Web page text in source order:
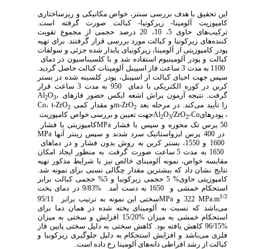
این تحقیق با هدف بررسی سنتز، خواص مکانیکی و ریزساختاری
کامپوزیت آلومینا- زیرکونیا- کبالت صورت گرفته است.
ترکیب‌های حاوی 5، 10، 20 درصد حجمی از مجموع تقویت
کننده‌های زیرکونیا و کبالت مورد بررسی قرار گرفتند. برای تهیه
پودر کامپوزیتی از آلومینا، زیرکونیای پایدار شده جزئی و سولفات
کبالت و پودر آلومینیوم استفاده شد و با کلسیناسیون در دمای
1100 به مدت 3 ساعت فاز اسپینل آلومینات کبالت حاصل گردید.
سپس جهت احیای کبالت از اسپینل، پودر کلسینه شده در بستر
کربن در کوره الکتریکی با دمای
950 به مدت 3 ساعت قرار
گرفت. نتیجه آزمونپراش اشعه ایکس حضور فازهایAl
2O 3،
Co،t-ZrO2و مقدار کمیm-ZrO2 را تأیید می‌کند. در مرحله بعد
جهت تعیین و بررسی خواص کامپوزیتAl2O3/ZrO2-Co، پودرهای
کامپوزیتی با فشارMPa
50 پرس تک محوره و سپس با فشار
MPa
400 پرس ایزواستاتیک سرد شدند و سپس زینتر آنها در
بستر کربن به روش بدون فشار و در دماهای
1650 به مدت 5 ساعت صورت گرفت. به منظور ایجاد امکان
مقایسه خواص، نمونه آلومینای خالص نیز با شرایط مذکور تهیه
شد. نتایج نشان داد که بیشترین مقدار چگالی نسبی برای نمونه
کامپوزیتی حاوی% 5 حجمی زیرکونیا و 5% حجمی کبالت برابر
%9/83 در دمای پخت
1650 به دست آمد.
استحکام خمشی و
سختی این نمونه به ترتیب برابرMPa 322 وMPa.m1/2
95/11
می‌باشد که نسبت به آلومینای پخته شده در همان دما برای
استحکام خمشی به میزان %15/20 افزایش و سختی به میزان
%96/15 کاهش یافته بود. کاهش سختی به دلیل سختی پایین فاز
فلزی می‌باشد و افزایش استحکام به دلیل جلوگیری زیرکونیا و
کبالت از رشد افراطی دانه‌های آلومینا رخ داده است.